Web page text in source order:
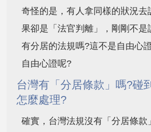
奇怪的是，有人拿同樣的狀況去
果卻是「法官判離」，剛剛不是
有分居的法規嗎?這不是自由心
自由心證呢?
台灣有「分居條款」嗎?碰
怎麼處理?
確實，台灣法規沒有「分居條款